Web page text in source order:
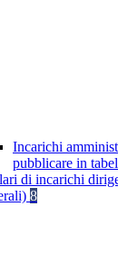
Incarichi
pubblicare in
di incarichi
8